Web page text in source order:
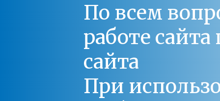
По всем
работе
сайта
При